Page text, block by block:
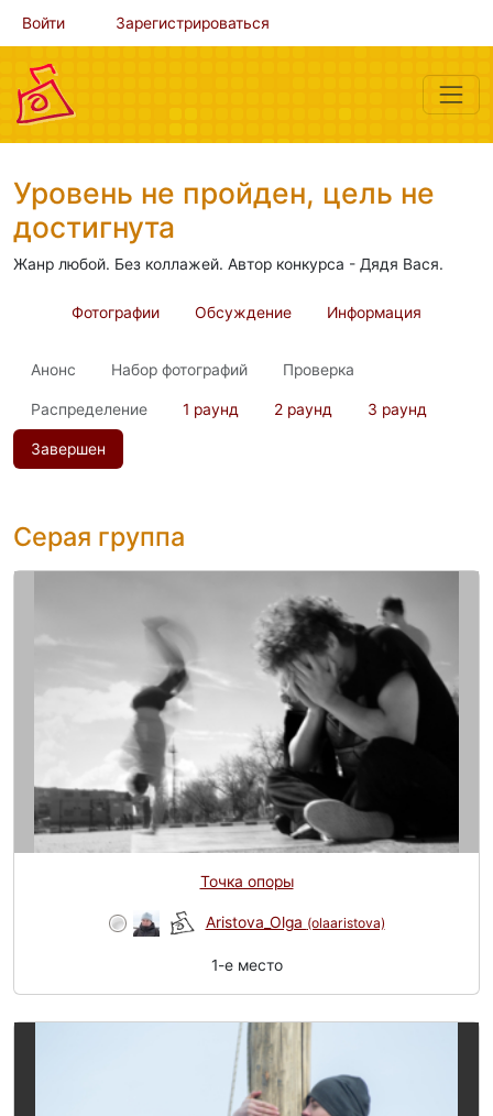
Войти Зарегистрироваться
Уровень не пройден, цель не
достигнута
Жанр любой. Без коллажей. Автор конкурса - Дядя Вася.
Фотографии Обсуждение Информация
Анонс Набор фотографий Проверка
Распределение 1 раунд 2 раунд 3 раунд
Завершен
Серая группа
Точка опоры
Aristova_Olga (olaaristova)
1-e место